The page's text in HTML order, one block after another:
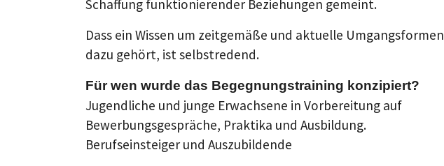
Schaffung funktionierender Beziehungen gemeint.
Dass ein Wissen um zeitgemäße und aktuelle Umgangsformen
dazu gehört, ist selbstredend.
Für wen wurde das Begegnungstraining konzipiert?
Jugendliche und junge Erwachsene in Vorbereitung auf
Bewerbungsgespräche, Praktika und Ausbildung.
Berufseinsteiger und Auszubildende